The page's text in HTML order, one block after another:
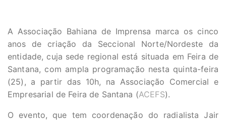
A Associação Bahiana de Imprensa marca os cinco
anos de criação da Seccional Norte/Nordeste da
entidade, cuja sede regional está situada em Feira de
Santana, com ampla programação nesta quinta-feira
(25), a partir das 10h, na Associação Comercial e
Empresarial de Feira de Santana (ACEFS).
O evento, que tem coordenação do radialista Jair